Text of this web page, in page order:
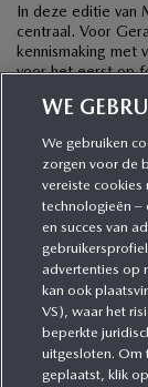
In deze editie van
centraal. Voor
kennismaking met
voor het eerst op
CATEGORIEËN
MEER
MEER ERVAREN
WE
We gebruiken
zorgen voor de
vereiste
technologieën –
en succes van
advertenties op
kan ook
VS), waar het
beperkte
uitgesloten. Om
geplaatst, klik